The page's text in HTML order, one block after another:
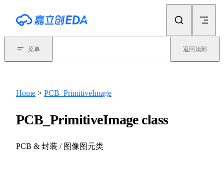
菜单 返回顶部
Home > PCB_PrimitiveImage
PCB_PrimitiveImage class
PCB & 封装 / 图像图元类